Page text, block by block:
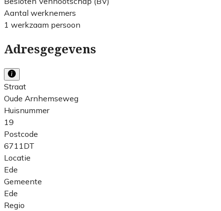
Aantal werknemers
1 werkzaam persoon
Adresgegevens
Straat
Oude Arnhemseweg
Huisnummer
19
Postcode
6711DT
Locatie
Ede
Gemeente
Ede
Regio